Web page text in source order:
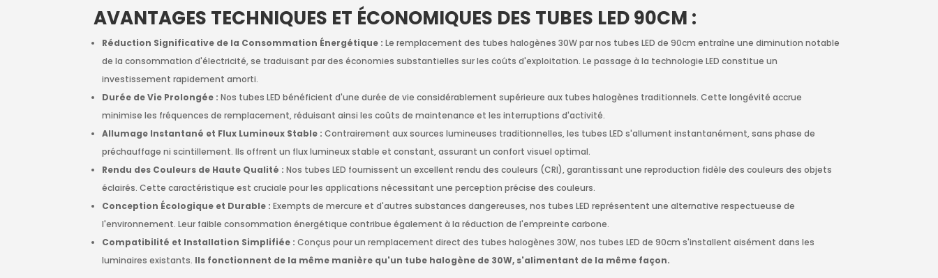
AVANTAGES TECHNIQUES ET ÉCONOMIQUES DES TUBES LED 90CM :
Réduction Significative de la Consommation Énergétique : Le remplacement des tubes halogènes 30W par nos tubes LED de 90cm entraîne une diminution notable
de la consommation d'électricité, se traduisant par des économies substantielles sur les coûts d'exploitation. Le passage à la technologie LED constitue un
investissement rapidement amorti.
Durée de Vie Prolongée : Nos tubes LED bénéficient d'une durée de vie considérablement supérieure aux tubes halogènes traditionnels. Cette longévité accrue
minimise les fréquences de remplacement, réduisant ainsi les coûts de maintenance et les interruptions d'activité.
Allumage Instantané et Flux Lumineux Stable : Contrairement aux sources lumineuses traditionnelles, les tubes LED s'allument instantanément, sans phase de
préchauffage ni scintillement. Ils offrent un flux lumineux stable et constant, assurant un confort visuel optimal.
Rendu des Couleurs de Haute Qualité : Nos tubes LED fournissent un excellent rendu des couleurs (CRI), garantissant une reproduction fidèle des couleurs des objets
éclairés. Cette caractéristique est cruciale pour les applications nécessitant une perception précise des couleurs.
Conception Écologique et Durable : Exempts de mercure et d'autres substances dangereuses, nos tubes LED représentent une alternative respectueuse de
l'environnement. Leur faible consommation énergétique contribue également à la réduction de l'empreinte carbone.
Compatibilité et Installation Simplifiée : Conçus pour un remplacement direct des tubes halogènes 30W, nos tubes LED de 90cm s'installent aisément dans les
luminaires existants. Ils fonctionnent de la même manière qu'un tube halogène de 30W, s'alimentant de la même façon.